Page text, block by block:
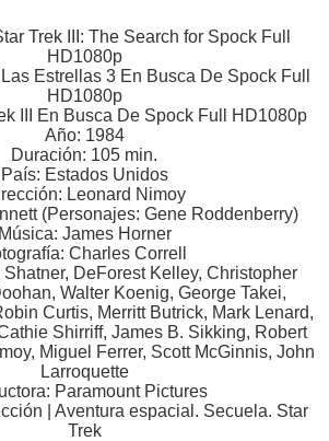
Trek III: The Search for Spock Full
HD1080p
Estrellas 3 En Busca De Spock Full
HD1080p
III En Busca De Spock Full HD1080p
Año: 1984
Duración: 105 min.
País: Estados Unidos
Leonard Nimoy
(Personajes: Gene Roddenberry)
Música: James Horner
Charles Correll
DeForest Kelley, Christopher
Walter Koenig, George Takei,
Curtis, Merritt Butrick, Mark Lenard,
Shirriff, James B. Sikking, Robert
Miguel Ferrer, Scott McGinnis, John
Larroquette
Paramount Pictures
| Aventura espacial. Secuela. Star
Trek